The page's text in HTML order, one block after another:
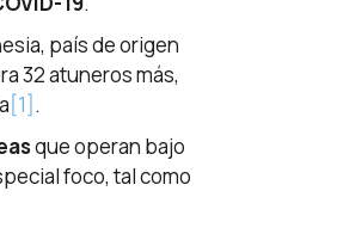
país de origen
32 atuneros más,
[1].
que operan bajo
foco, tal como